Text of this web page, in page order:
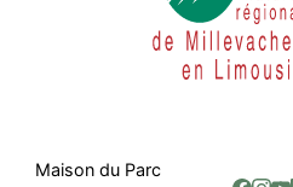
Maison du Parc